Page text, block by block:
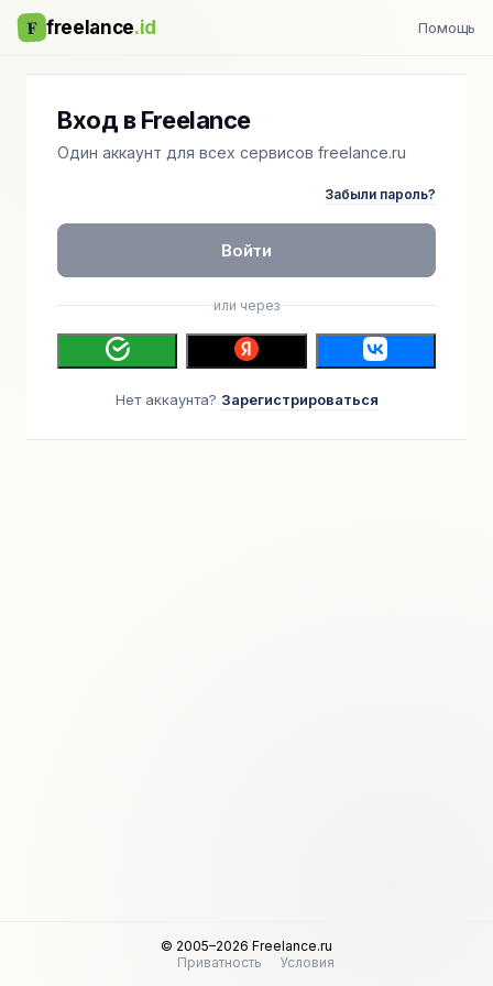
F freelance.id Помощь
Вход в Freelance
Один аккаунт для всех сервисов freelance.ru
Забыли пароль?
Войти
или через
Нет аккаунта? Зарегистрироваться
© 2005–2026 Freelance.ru
Приватность
Условия